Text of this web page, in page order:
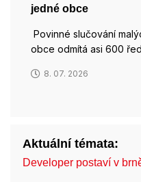
jedné obce
Povinné slučování
obce odmítá asi 600
8. 07. 2026
Aktuální témata:
Developer postaví v